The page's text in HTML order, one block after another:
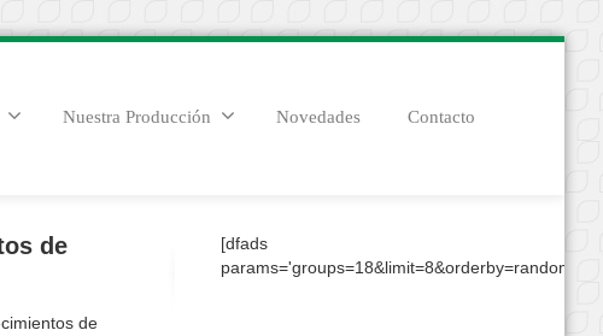
Nuestra Producción Novedades Contacto
de
de
[dfads